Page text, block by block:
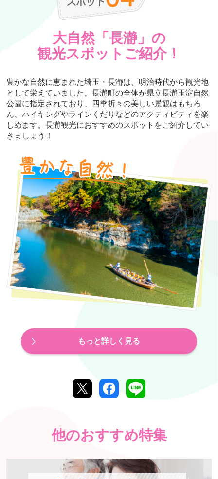
大自然「長瀞」の
観光スポットご紹介！
豊かな自然に恵まれた埼玉・長瀞は、明治時代から観光地
として栄えていました。長瀞町の全体が県立長瀞玉淀自然
公園に指定されており、四季折々の美しい景観はもちろ
ん、ハイキングやラインくだりなどのアクティビティを楽
しめます。長瀞観光におすすめのスポットをご紹介してい
きましょう！
もっと詳しく見る
他のおすすめ特集